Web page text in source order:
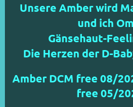
Unsere Amber wird
und ich
Gänsehaut-
Die Herzen der D-
Amber DCM free 08/
free 05/